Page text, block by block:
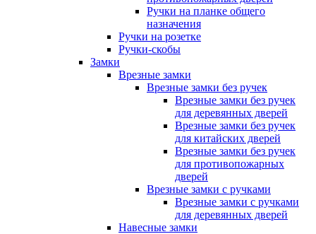
Ручки на планке общего
назначения
Ручки на розетке
Ручки-скобы
Замки
Врезные замки
Врезные замки без ручек
Врезные замки без ручек
для деревянных дверей
Врезные замки без ручек
для китайских дверей
Врезные замки без ручек
для противопожарных
дверей
Врезные замки с ручками
Врезные замки с ручками
для деревянных дверей
Навесные замки